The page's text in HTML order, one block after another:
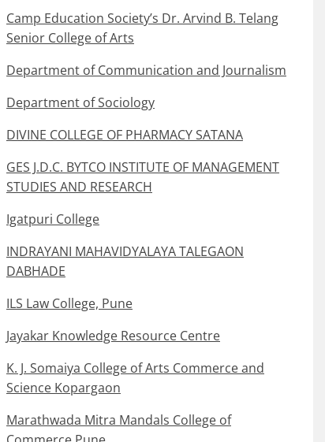
Camp Education Society’s Dr. Arvind B. Telang
Senior College of Arts
Department of Communication and Journalism
Department of Sociology
DIVINE COLLEGE OF PHARMACY SATANA
GES J.D.C. BYTCO INSTITUTE OF MANAGEMENT
STUDIES AND RESEARCH
Igatpuri College
INDRAYANI MAHAVIDYALAYA TALEGAON
DABHADE
ILS Law College, Pune
Jayakar Knowledge Resource Centre
K. J. Somaiya College of Arts Commerce and
Science Kopargaon
Marathwada Mitra Mandals College of